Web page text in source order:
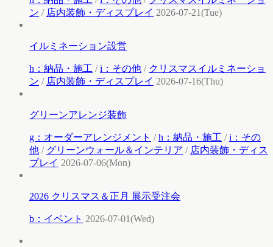
ン / 店内装飾・ディスプレイ 2026-07-21(Tue)
イルミネーション設営
h：納品・施工 /i：その他 / クリスマスイルミネーショ
ン / 店内装飾・ディスプレイ 2026-07-16(Thu)
グリーンアレンジ装飾
g：オーダーアレンジメント /h：納品・施工 /i：その
他 / グリーンウォール＆インテリア / 店内装飾・ディス
プレイ 2026-07-06(Mon)
2026 クリスマス＆正月 展示受注会
b：イベント 2026-07-01(Wed)